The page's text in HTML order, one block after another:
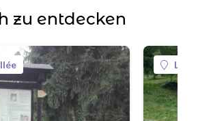
zu entdecken
La